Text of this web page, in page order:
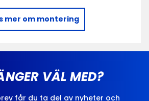
mer om montering
VÄL MED?
får du ta del av nyheter och